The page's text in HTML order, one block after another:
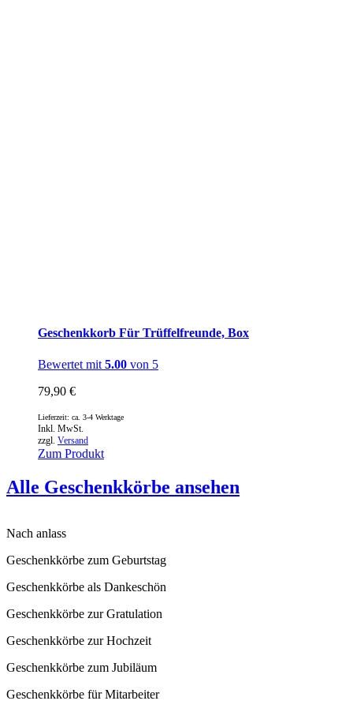
Geschenkkorb Für Trüffelfreunde, Box
Bewertet mit 5.00 von 5
79,90 €
Inkl. MwSt.
zzgl. Versand
Lieferzeit: ca. 3-4 Werktage
Zum Produkt
Alle Geschenkkörbe ansehen
Nach anlass
Geschenkkörbe zum Geburtstag
Geschenkkörbe als Dankeschön
Geschenkkörbe zur Gratulation
Geschenkkörbe zur Hochzeit
Geschenkkörbe zum Jubiläum
Geschenkkörbe für Mitarbeiter